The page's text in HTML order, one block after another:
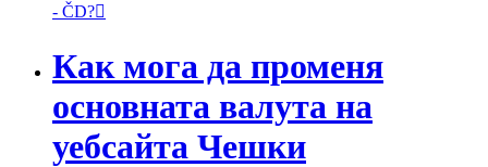
- ČD?
Как мога да променя
основната валута на
уебсайта Чешки